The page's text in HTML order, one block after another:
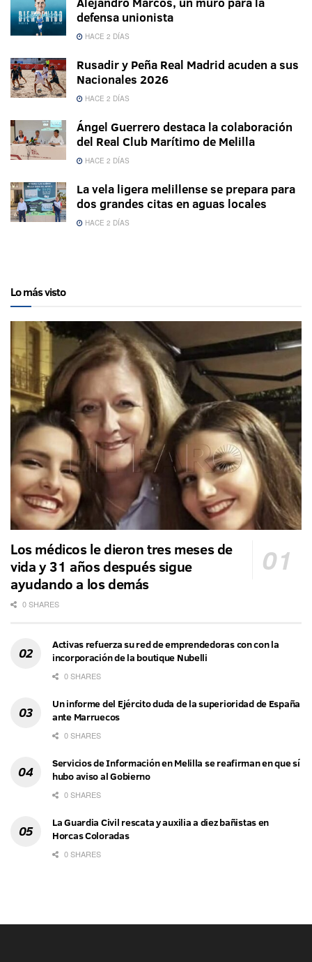
defensa unionista
HACE 2 DÍAS
Rusadir y Peña Real Madrid acuden a sus
Nacionales 2026
HACE 2 DÍAS
Ángel Guerrero destaca la colaboración
del Real Club Marítimo de Melilla
HACE 2 DÍAS
La vela ligera melillense se prepara para
dos grandes citas en aguas locales
HACE 2 DÍAS
Lo más visto
Los médicos le dieron tres meses de
vida y 31 años después sigue
ayudando a los demás
0 SHARES
Activas refuerza su red de emprendedoras con con la
incorporación de la boutique Nubelli
0 SHARES
Un informe del Ejército duda de la superioridad de España
ante Marruecos
0 SHARES
Servicios de Información en Melilla se reafirman en que sí
hubo aviso al Gobierno
0 SHARES
La Guardia Civil rescata y auxilia a diez bañistas en
Horcas Coloradas
0 SHARES